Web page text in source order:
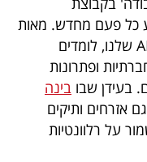
כל פעם מחדש. מאות
משתתפים כבר לקחו חלק בסדנאות AI שלנו, לומדים
ופתרונות
בעידן שבו בינה
אזרחים ותיקים
על רלוונטיות